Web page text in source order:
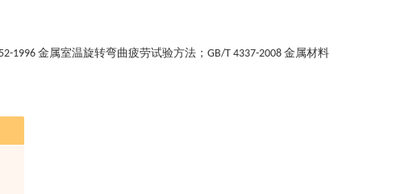
1996 金属室温旋转弯曲疲劳试验方法 ； GB/T 4337-2008 金属材料